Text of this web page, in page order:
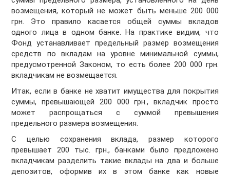
возмещения, который не может быть меньше 200 000
грн. Это правило касается общей суммы вкладов
одного лица в одном банке. На практике видим, что
Фонд устанавливает предельный размер возмещения
средств по вкладам на уровне минимальной суммы,
предусмотренной Законом, то есть более 200 000 грн.
вкладчикам не возмещается.
Итак, если в банке не хватит имущества для покрытия
суммы, превышающей 200 000 грн., вкладчик просто
может распрощаться с суммой превышения
предельного размера возмещения.
С целью сохранения вклада, размер которого
превышает 200 тыс. грн., банками было предложено
вкладчикам разделить такие вклады на два и больше
депозитов, оформив их в этом банке как новые